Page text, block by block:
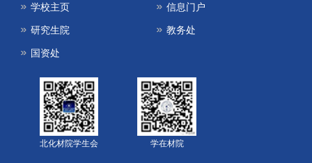
学校主页 信息门户
研究生院 教务处
国资处
北化材院学生会 学在材院